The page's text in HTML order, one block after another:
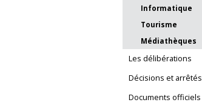
Informatique
Tourisme
Médiathèques
Les délibérations
Décisions et arrêtés
Documents officiels